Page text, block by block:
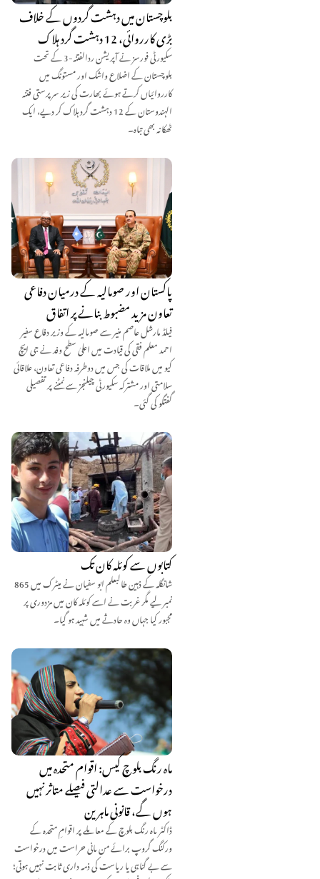
بلوچستان میں دہشت گردوں کے خلاف
بڑی کارروائی، 12 دہشت گرد ہلاک
سکیورٹی فورسز نے آپریشن ردالفتنہ-3 کے تحت
بلوچستان کے اضلاع واشک اور مستونگ میں
کارروائیاں کرتے ہوئے بھارت کی زیر سرپرستی فتنہ
الہندوستان کے 12 دہشت گرد ہلاک کر دیے، ایک
ٹھکانہ بھی تباہ۔
پاکستان اور صومالیہ کے درمیان دفاعی
تعاون مزید مضبوط بنانے پر اتفاق
فیلڈ مارشل عاصم منیر سے صومالیہ کے وزیر دفاع سفیر
احمد معلم فقی کی قیادت میں اعلیٰ سطح وفد نے جی ایچ
کیو میں ملاقات کی جس میں دوطرفہ دفاعی تعاون، علاقائی
سلامتی اور مشترکہ سکیورٹی چیلنجز سے نمٹنے پر تفصیلی
گفتگو کی گئی۔
کتابوں سے کوئلہ کان تک
شانگلہ کے ذہین طالبعلم ابو سفیان نے میٹرک میں 865
نمبر لیے مگر غربت نے اسے کوئلہ کان میں مزدوری پر
مجبور کیا جہاں وہ حادثے میں شہید ہو گیا۔
ماہ رنگ بلوچ کیس: اقوام متحدہ میں
درخواست سے عدالتی فیصلے متاثر نہیں
ہوں گے، قانونی ماہرین
ڈاکٹر ماہ رنگ بلوچ کے معاملے پر اقوامِ متحدہ کے
ورکنگ گروپ برائے من مانی حراست میں درخواست
سے بے گناہی یا ریاست کی ذمہ داری ثابت نہیں ہوتی؛